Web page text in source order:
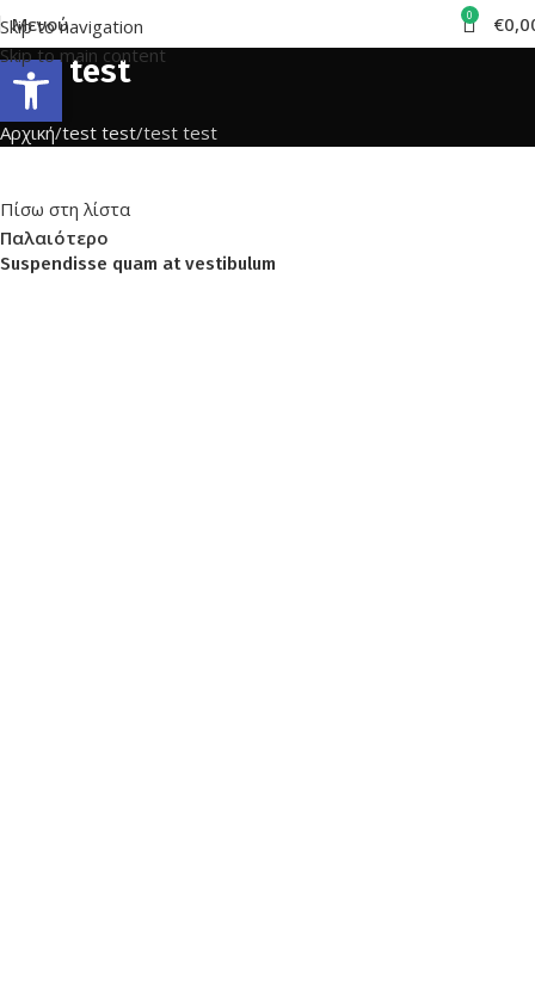
Skip to navigation
Skip to main content
Μενού 0 €
test test
Αρχική test test test test
Πίσω στη λίστα
Παλαιότερο
Suspendisse quam at vestibulum
Ανοίξτε τη γραμμή εργαλείων